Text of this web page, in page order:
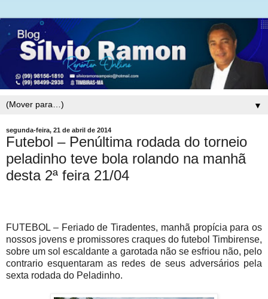
▼
segunda-feira, 21 de abril de 2014
Futebol – Penúltima rodada do torneio
peladinho teve bola rolando na manhã
desta 2ª feira 21/04
FUTEBOL – Feriado de Tiradentes, manhã propícia para os
nossos jovens e promissores craques do futebol Timbirense,
sobre um sol escaldante a garotada não se esfriou não, pelo
contrario esquentaram as redes de seus adversários pela
sexta rodada do Peladinho.